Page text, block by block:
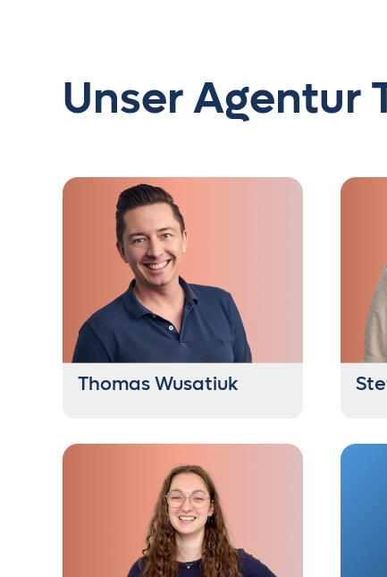
Unser Agentur
Thomas Wusatiuk
tw@getontop.at
Früher fand man ihn am
Schlagzeug, heute lieber mit Kaffee
am Meer.